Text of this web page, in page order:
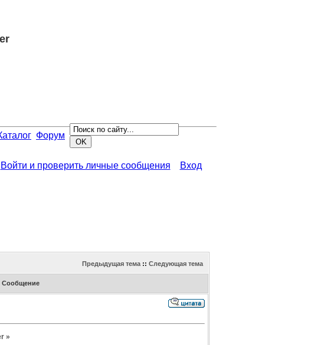
Форум
Войти и проверить личные сообщения Вход
Предыдущая тема:: Следующая тема
Сообщение
»